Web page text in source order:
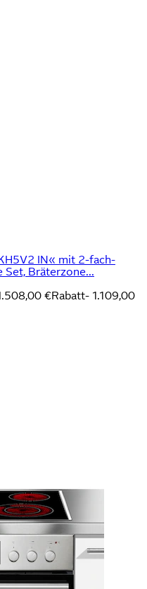
IN« mit 2-fach-
Set, Bräterzone...
€Rabatt- 1.109,00